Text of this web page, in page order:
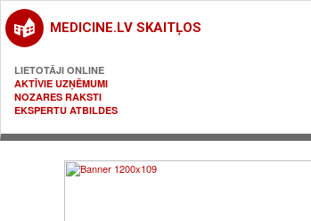
MEDICINE.LV SKAITĻOS
LIETOTĀJI ONLINE
AKTĪVIE UZŅĒMUMI
NOZARES RAKSTI
EKSPERTU ATBILDES